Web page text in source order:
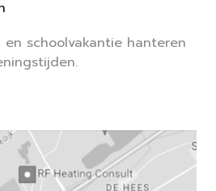
schoolvakantie hanteren